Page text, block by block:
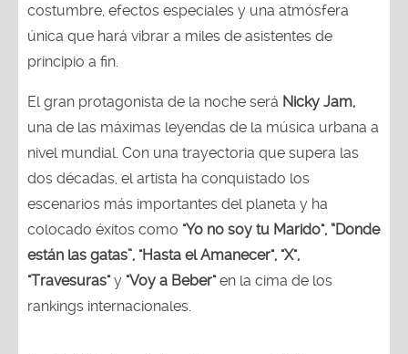
costumbre, efectos especiales y una atmósfera
única que hará vibrar a miles de asistentes de
principio a fin.
El gran protagonista de la noche será Nicky Jam,
una de las máximas leyendas de la música urbana a
nivel mundial. Con una trayectoria que supera las
dos décadas, el artista ha conquistado los
escenarios más importantes del planeta y ha
colocado éxitos como "Yo no soy tu Marido", “Donde
están las gatas”, "Hasta el Amanecer", "X",
"Travesuras"y "Voy a Beber"en la cima de los
rankings internacionales.